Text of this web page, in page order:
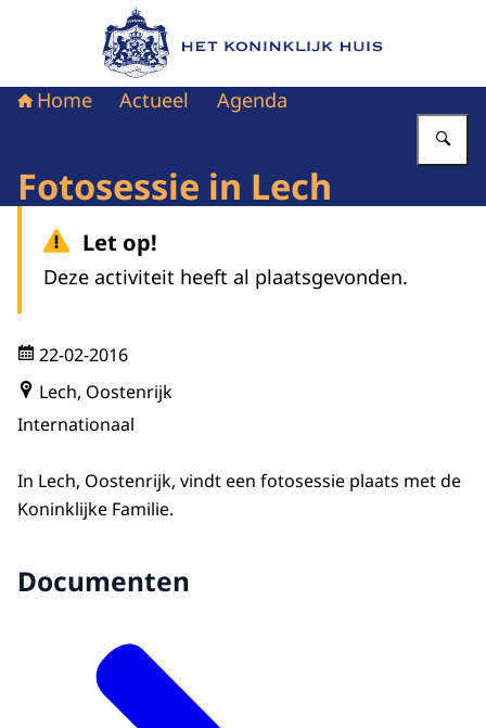
Naar de homepage van Het Koninklijk Huis
Home Actueel Agenda
Fotosessie in Lech
Let op!
Deze activiteit heeft al plaatsgevonden.
22-02-2016
Lech, Oostenrijk
Internationaal
In Lech, Oostenrijk, vindt een fotosessie plaats met de
Koninklijke Familie.
Documenten